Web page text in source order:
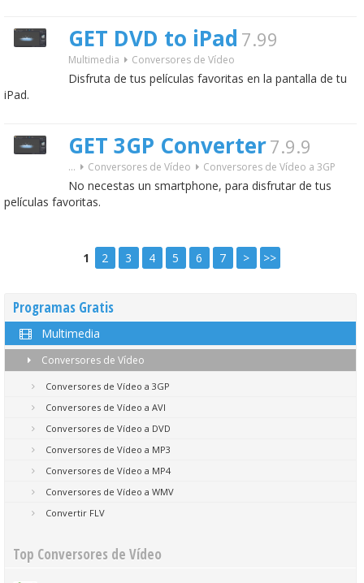
GET DVD to iPad 7.99
Multimedia Conversores de Vídeo
Disfruta de tus películas favoritas en la pantalla de tu
iPad.
GET 3GP Converter7.9.9
... Conversores de Vídeo Conversores de Vídeo a 3GP
No necestas un smartphone, para disfrutar de tus
películas favoritas.
1 2 3 4 5 6 7 > >>
Programas Gratis
Multimedia
Conversores de Vídeo
Conversores de Vídeo a 3GP
Conversores de Vídeo a AVI
Conversores de Vídeo a DVD
Conversores de Vídeo a MP3
Conversores de Vídeo a MP4
Conversores de Vídeo a WMV
Convertir FLV
Top Conversores de Vídeo